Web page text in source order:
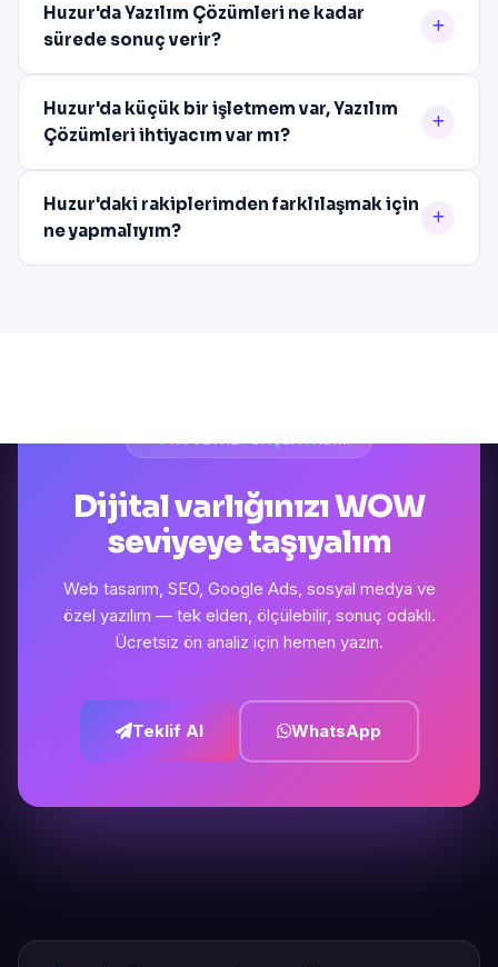
Huzur'da Yazılım Çözümleri ne kadar
sürede sonuç verir?
Huzur'da küçük bir işletmem var, Yazılım
Çözümleri ihtiyacım var mı?
Huzur'daki rakiplerimden farklılaşmak için
ne yapmalıyım?
Dijital varlığınızı WOW
seviyeye taşıyalım
Web tasarım, SEO, Google Ads, sosyal medya ve
özel yazılım — tek elden, ölçülebilir, sonuç odaklı.
Ücretsiz ön analiz için hemen yazın.
Teklif Al WhatsApp